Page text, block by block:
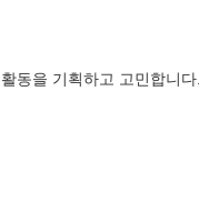
동을 기획하고 고민합니다.